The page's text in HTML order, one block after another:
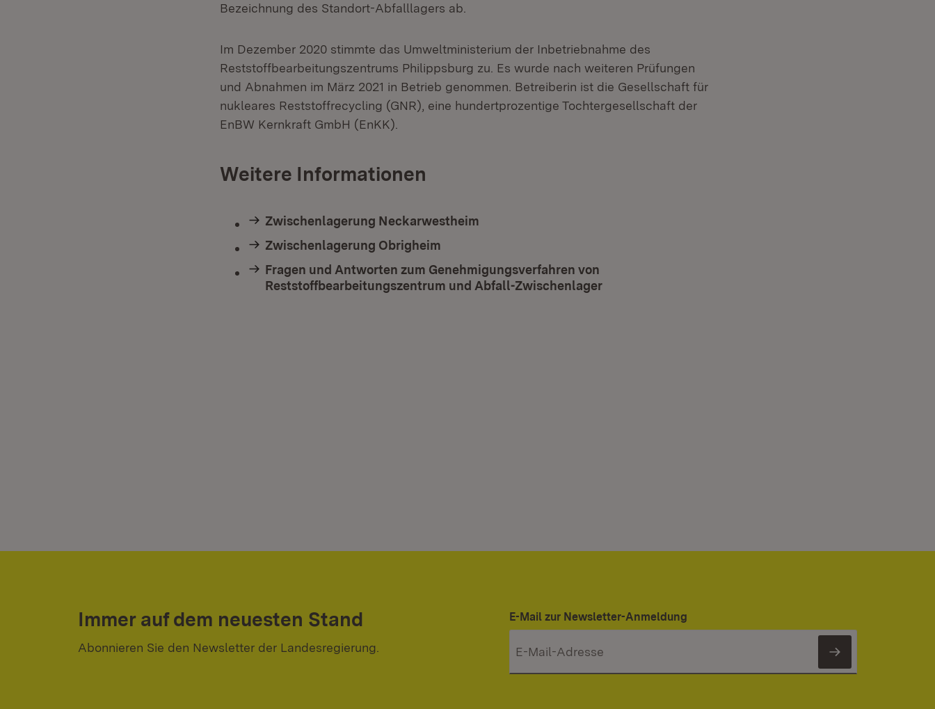
Bezeichnung des Standort-Abfalllagers ab.
Im Dezember 2020 stimmte das Umweltministerium der Inbetriebnahme des
Reststoffbearbeitungszentrums Philippsburg zu. Es wurde nach weiteren Prüfungen
und Abnahmen im März 2021 in Betrieb genommen. Betreiberin ist die Gesellschaft für
nukleares Reststoffrecycling (GNR), eine hundertprozentige Tochtergesellschaft der
EnBW Kernkraft GmbH (EnKK).
Weitere Informationen
Zwischenlagerung Neckarwestheim
Zwischenlagerung Obrigheim
Fragen und Antworten zum Genehmigungsverfahren von
Reststoffbearbeitungszentrum und Abfall-Zwischenlager
Immer auf dem neuesten Stand
Abonnieren Sie den Newsletter der Landesregierung.
E-Mail zur Newsletter-Anmeldung
Newsletter